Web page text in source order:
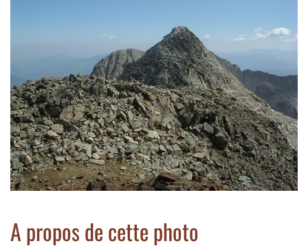
A propos de cette photo